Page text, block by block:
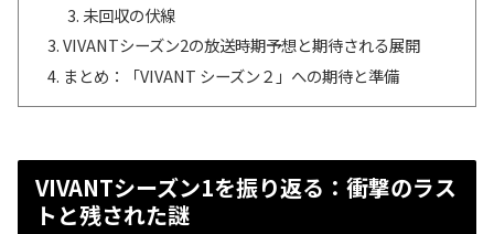
未回収の伏線
VIVANTシーズン2の放送時期予想と期待される展開
まとめ：「VIVANT シーズン２」への期待と準備
VIVANTシーズン1を振り返る：衝撃のラス
トと残された謎